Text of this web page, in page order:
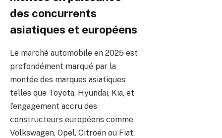
des concurrents
asiatiques et européens
Le marché automobile en 2025 est
profondément marqué par la
montée des marques asiatiques
telles que Toyota, Hyundai, Kia, et
l’engagement accru des
constructeurs européens comme
Volkswagen, Opel, Citroën ou Fiat.